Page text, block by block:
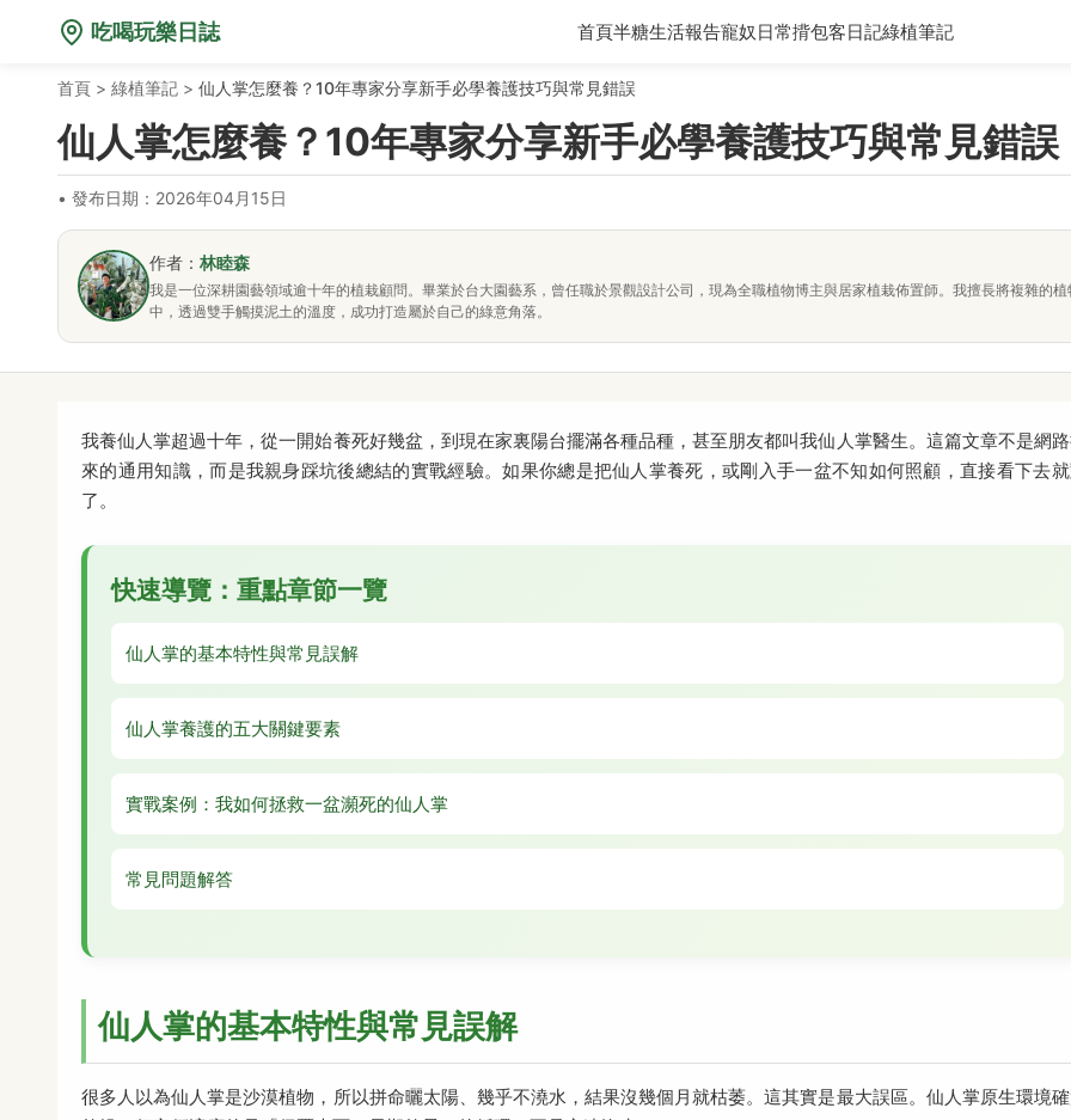
吃喝玩樂日誌 首頁半糖生活報告寵奴日常揹包客日記綠植筆記
首頁 > 綠植筆記 > 仙人掌怎麼養？10年專家分享新手必學養護技巧與常見錯誤
仙人掌怎麼養？10年專家分享新手必學養護技巧與常見錯誤
• 發布日期：2026年04月15日
作者： 林睦森
我是一位深耕園藝領域逾十年的植栽顧問。畢業於台大園藝系，曾任職於景觀設計公司，現為全職植物博主與居家植栽佈置師。我擅長將複雜的
中，透過雙手觸摸泥土的溫度，成功打造屬於自己的綠意角落。
我養仙人掌超過十年，從一開始養死好幾盆，到現在家裏陽台擺滿各種品種，甚至朋友都叫我仙人掌醫生。這篇文章不是網
來的通用知識，而是我親身踩坑後總結的實戰經驗。如果你總是把仙人掌養死，或剛入手一盆不知如何照顧，直接看下去
了。
快速導覽：重點章節一覽
仙人掌的基本特性與常見誤解
仙人掌養護的五大關鍵要素
實戰案例：我如何拯救一盆瀕死的仙人掌
常見問題解答
仙人掌的基本特性與常見誤解
很多人以為仙人掌是沙漠植物，所以拼命曬太陽、幾乎不澆水，結果沒幾個月就枯萎。這其實是最大誤區。仙人掌原生環境